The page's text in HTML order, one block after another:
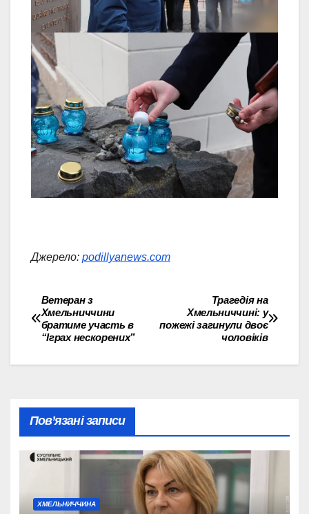
Джерело: podillyanews.com
Навігація
записів
Трагедія на
Хмельниччині: у
пожежі загинули двоє
чоловіків
Ветеран з
Хмельниччини
братиме участь в
“Іграх нескорених”
Пов’язані записи
ХМЕЛЬНИЧЧИНА